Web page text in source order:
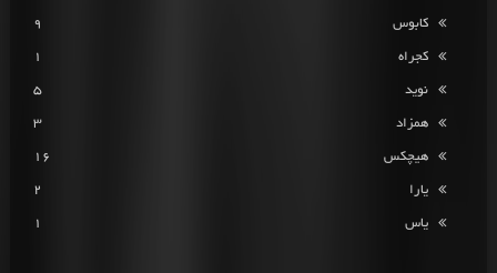
کابوس 9
کجراه 1
نوید 5
همزاد 3
هیچکس 16
یارا 2
یاس 1